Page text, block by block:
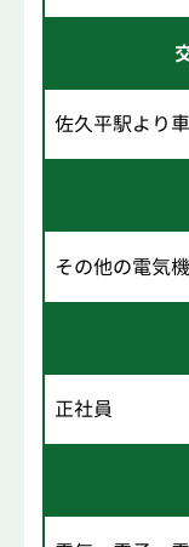
佐久平駅より
その他の電気
正社員